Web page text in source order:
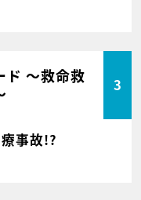
ド ～救命救
3
事故!?